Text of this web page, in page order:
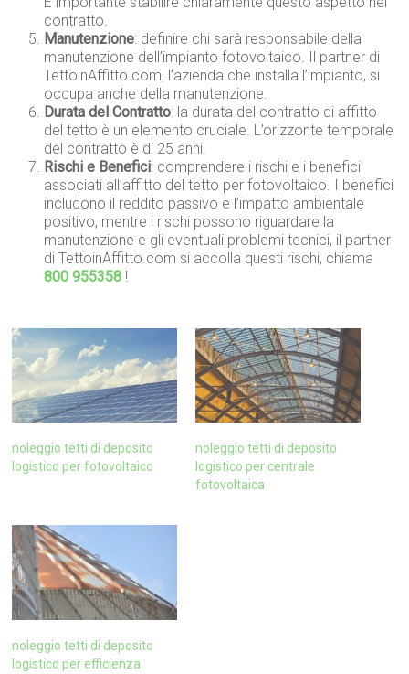
contratto.
Manutenzione: definire chi sarà responsabile della
manutenzione dell’impianto fotovoltaico. Il partner di
TettoinAffitto.com, l’azienda che installa l’impianto, si
occupa anche della manutenzione.
Durata del Contratto: la durata del contratto di affitto
del tetto è un elemento cruciale. L’orizzonte temporale
del contratto è di 25 anni.
Rischi e Benefici: comprendere i rischi e i benefici
associati all’affitto del tetto per fotovoltaico. I benefici
includono il reddito passivo e l’impatto ambientale
positivo, mentre i rischi possono riguardare la
manutenzione e gli eventuali problemi tecnici, il partner
di TettoinAffitto.com si accolla questi rischi, chiama
800 955358 !
noleggio tetti di deposito
logistico per fotovoltaico
noleggio tetti di deposito
logistico per centrale
fotovoltaica
noleggio tetti di deposito
logistico per efficienza